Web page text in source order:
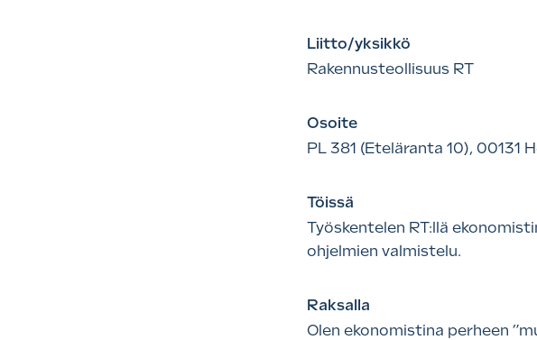
Liitto/yksikkö
Rakennusteollisuus RT
Osoite
PL 381 (Eteläranta 10), 00131
Töissä
Työskentelen RT:llä
ohjelmien valmistelu.
Raksalla
Olen ekonomistina perheen